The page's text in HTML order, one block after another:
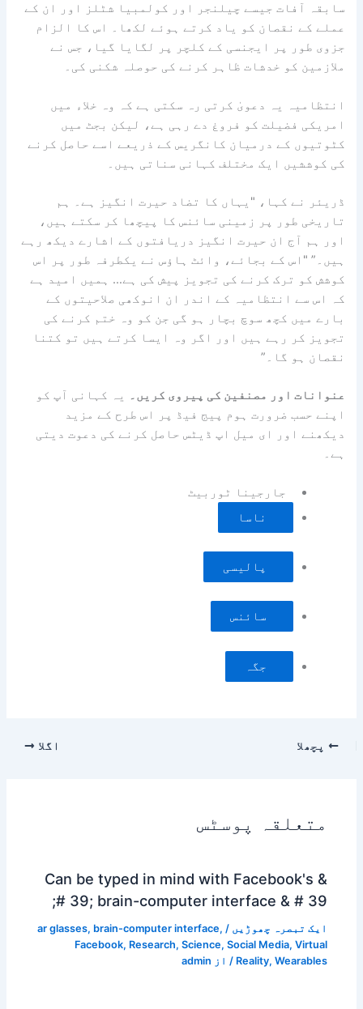
سابقہ ​​آفات جیسے چیلنجر اور کولمبیا شٹلز اور ان کے
عملے کے نقصان کو یاد کرتے ہوئے لکھا۔ اس کا الزام
جزوی طور پر ایجنسی کے کلچر پر لگایا گیا، جس نے
ملازمین کو خدشات ظاہر کرنے کی حوصلہ شکنی کی۔
انتظامیہ یہ دعویٰ کرتی رہ سکتی ہے کہ وہ خلاء میں
امریکی فضیلت کو فروغ دے رہی ہے، لیکن بجٹ میں
کٹوتیوں کے درمیان کانگریس کے ذریعے اسے حاصل کرنے
کی کوششیں ایک مختلف کہانی سناتی ہیں۔
ڈریئر نے کہا، "یہاں کا تضاد حیرت انگیز ہے۔ ہم
تاریخی طور پر زمینی سائنس کا پیچھا کر سکتے ہیں،
اور ہم آج ان حیرت انگیز دریافتوں کے اشارے دیکھ رہے
ہیں۔” "اس کے بجائے، وائٹ ہاؤس نے یکطرفہ طور پر اس
کوشش کو ترک کرنے کی تجویز پیش کی ہے… ہمیں امید ہے
کہ اس سے انتظامیہ کے اندر ان انوکھی صلاحیتوں کے
بارے میں کچھ سوچ بچار ہو گی جن کو وہ ختم کرنے کی
تجویز کر رہے ہیں اور اگر وہ ایسا کرتے ہیں تو کتنا
نقصان ہو گا۔”
عنوانات اور مصنفین کی پیروی کریں۔
یہ کہانی آپ کو
اپنے حسب ضرورت ہوم پیج فیڈ پر اس طرح کے مزید
دیکھنے اور ای میل اپ ڈیٹس حاصل کرنے کی دعوت دیتی
ہے۔
جارجینا ٹوربیٹ
ناسا
پالیسی
سائنس
جگہ
پچھلا اگلا
متعلقہ پوسٹس
Can be typed in mind with Facebook's &
# 39; brain-computer interface & # 39;
ایک تبصرہ چھوڑیں /
ar glasses, brain-computer interface,
Facebook, Research, Science, Social Media, Virtual
Reality, Wearables / از admin